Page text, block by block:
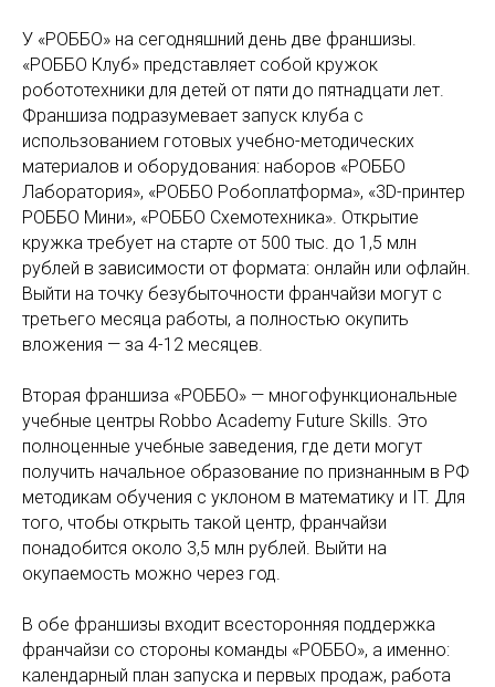
У «РОББО» на сегодняшний день две франшизы.
«РОББО Клуб» представляет собой кружок
робототехники для детей от пяти до пятнадцати лет.
Франшиза подразумевает запуск клуба с
использованием готовых учебно-методических
материалов и оборудования: наборов «РОББО
Лаборатория», «РОББО Робоплатформа», «3D-принтер
РОББО Мини», «РОББО Схемотехника». Открытие
кружка требует на старте от 500 тыс. до 1,5 млн
рублей в зависимости от формата: онлайн или офлайн.
Выйти на точку безубыточности франчайзи могут с
третьего месяца работы, а полностью окупить
вложения — за 4-12 месяцев.
Вторая франшиза «РОББО» — многофункциональные
учебные центры Robbo Academy Future Skills. Это
полноценные учебные заведения, где дети могут
получить начальное образование по признанным в РФ
методикам обучения с уклоном в математику и IT. Для
того, чтобы открыть такой центр, франчайзи
понадобится около 3,5 млн рублей. Выйти на
окупаемость можно через год.
В обе франшизы входит всесторонняя поддержка
франчайзи со стороны команды «РОББО», а именно:
календарный план запуска и первых продаж, работа